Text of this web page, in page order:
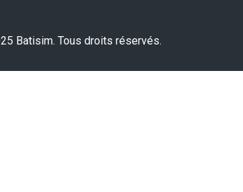
Batisim. Tous droits réservés.